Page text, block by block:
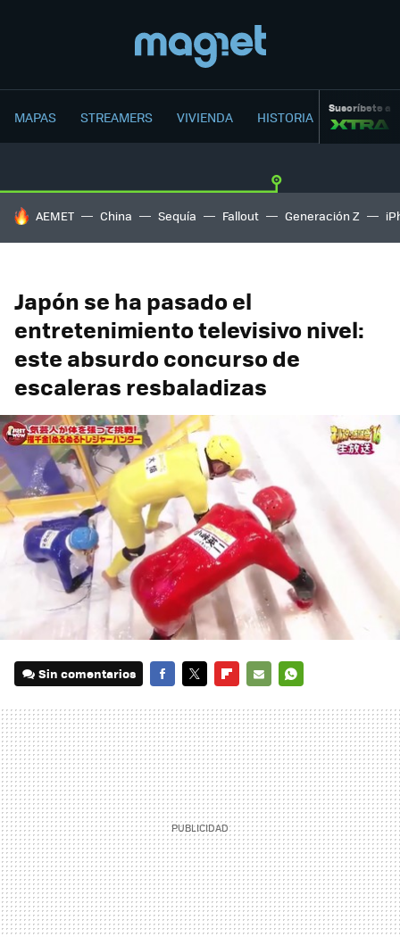
MAPAS STREAMERS VIVIENDA HISTORIA Suscríbete a
HOY SE HABLA DE
AEMET China Sequía Fallout Generación Z
Japón se ha pasado el
entretenimiento televisivo nivel:
este absurdo concurso de
escaleras resbaladizas
Sin comentarios
MAIL